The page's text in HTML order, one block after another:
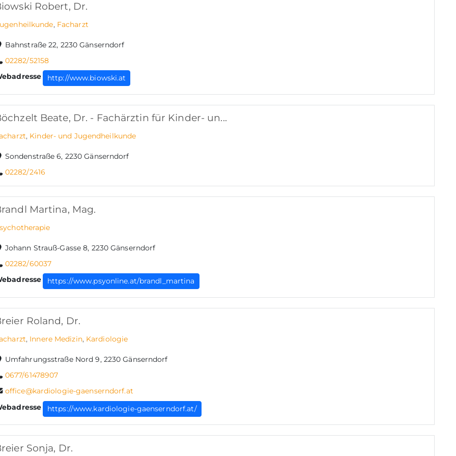
Robert, Dr.
, Facharzt
Bahnstraße 22, 2230 Gänserndorf
02282/52158
http://www.biowski.at
Beate, Dr. - Fachärztin für Kinder- un...
, Kinder- und Jugendheilkunde
Sondenstraße 6, 2230 Gänserndorf
02282/2416
Martina, Mag.
Johann Strauß-Gasse 8, 2230 Gänserndorf
02282/60037
https://www.psyonline.at/brandl_martina
Roland, Dr.
, Innere Medizin, Kardiologie
Umfahrungsstraße Nord 9, 2230 Gänserndorf
0677/61478907
office@kardiologie-gaenserndorf.at
https://www.kardiologie-gaenserndorf.at/
Sonja, Dr.